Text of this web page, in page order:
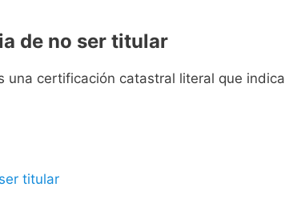
de no ser titular
certificación catastral literal que
titular